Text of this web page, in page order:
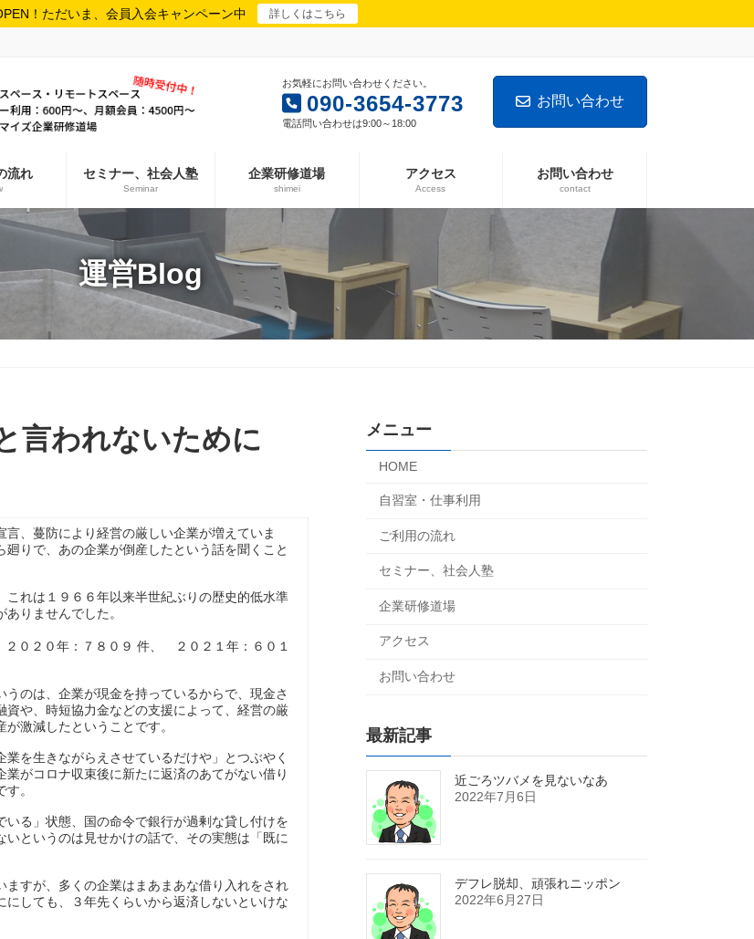
！ただいま、会員入会キャンペーン中 詳しくはこちら
お気軽にお問い合わせください。
090-3654-3773
電話問い合わせは9:00～18:00
お問い合わせ
流れ セミナー、社会人塾
Seminar
企業研修道場
shimei
アクセス
Access
お問い合わせ
contact
運営Blog
言われないために
、蔓防により経営の厳しい企業が増えていま
りで、あの企業が倒産したという話を聞くこと
れは１９６６年以来半世紀ぶりの歴史的低水準
ありませんでした。
２０年：７８０９ 件、 ２０２１年：６０１
のは、企業が現金を持っているからで、現金さ
や、時短協力金などの支援によって、経営の厳
が激減したということです。
を生きながらえさせているだけや」とつぶやく
がコロナ収束後に新たに返済のあてがない借り
。
る」状態、国の命令で銀行が過剰な貸し付けを
というのは見せかけの話で、その実態は「既に
すが、多くの企業はまあまあな借り入れをされ
しても、３年先くらいから返済しないといけな
メニュー
HOME
自習室・仕事利用
ご利用の流れ
セミナー、社会人塾
企業研修道場
アクセス
お問い合わせ
最新記事
近ごろツバメを見ないなあ
2022年7月6日
デフレ脱却、頑張れニッポン
2022年6月27日